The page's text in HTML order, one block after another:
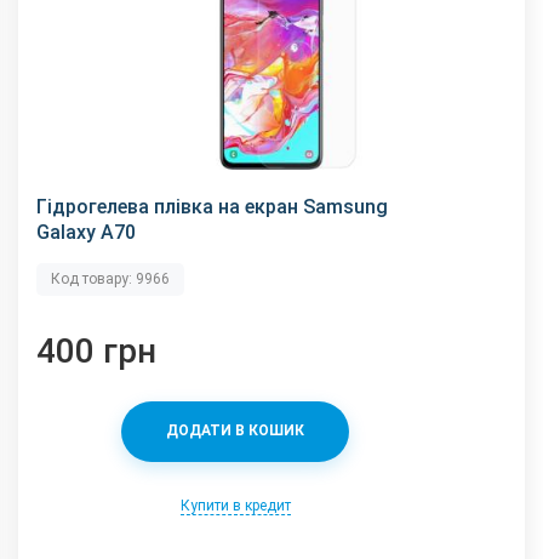
Гідрогелева плівка на екран Samsung
Galaxy A70
Код товару: 9966
400 грн
ДОДАТИ В КОШИК
Купити в кредит